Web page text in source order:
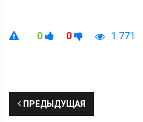
0 0 1 771
ПРЕДЫДУЩАЯ